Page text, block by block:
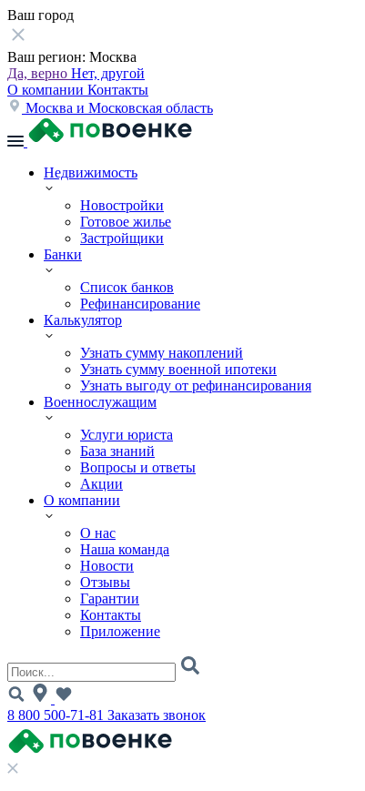
Ваш город
Ваш регион: Москва
Да, верно Нет, другой
О компании Контакты
Москва и Московская область
Недвижимость
Новостройки
Готовое жилье
Застройщики
Банки
Список банков
Рефинансирование
Калькулятор
Узнать сумму накоплений
Узнать сумму военной ипотеки
Узнать выгоду от рефинансирования
Военнослужащим
Услуги юриста
База знаний
Вопросы и ответы
Акции
О компании
О нас
Наша команда
Новости
Отзывы
Гарантии
Контакты
Приложение
8 800 500-71-81 Заказать звонок